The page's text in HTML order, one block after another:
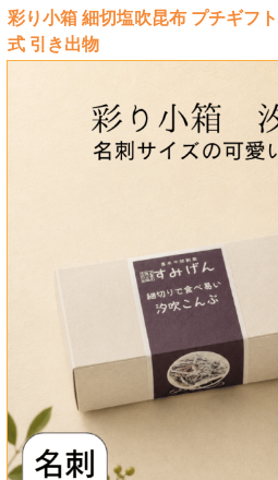
彩り小箱 細切塩吹昆布 プチギフ
式 引き出物